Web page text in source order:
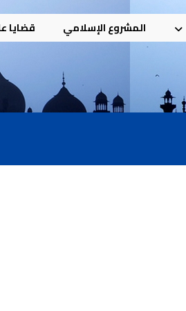
المشروع الإسلامي قضايا